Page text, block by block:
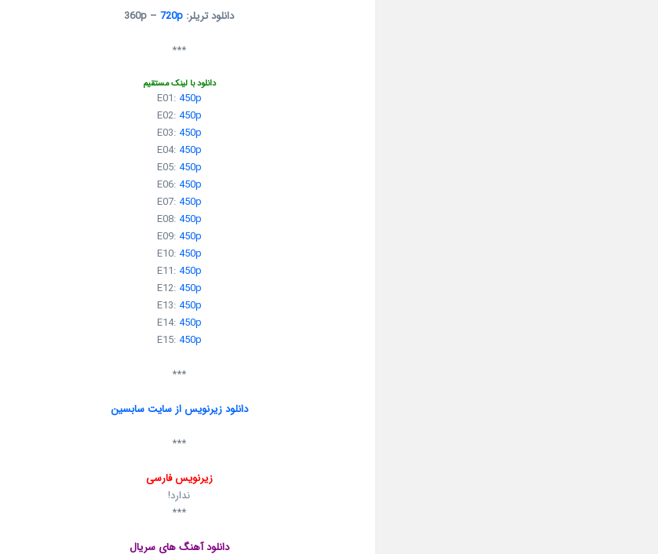
دانلود تریلر: 360p – 720p
***
دانلود با لینک مستقیم
E01:450p
E02:450p
E03:450p
E04:450p
E05:450p
E06:450p
E07:450p
E08:450p
E09:450p
E10:450p
E11:450p
E12:450p
E13:450p
E14:450p
E15:450p
***
دانلود زیرنویس از سایت سابسین
***
زیرنویس فارسی
ندارد!
***
دانلود آهنگ های سریال